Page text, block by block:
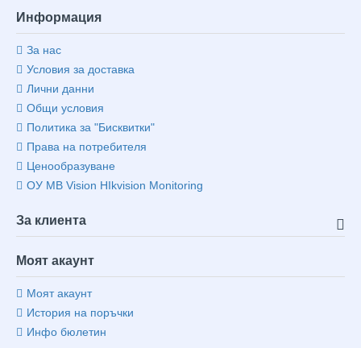
Информация
За нас
Условия за доставка
Лични данни
Общи условия
Политика за "Бисквитки"
Права на потребителя
Ценообразуване
ОУ MB Vision HIkvision Monitoring
За клиента
Моят акаунт
Моят акаунт
История на поръчки
Инфо бюлетин